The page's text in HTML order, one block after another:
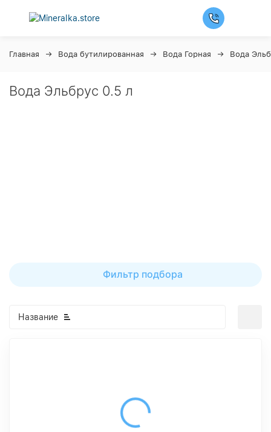
Главная Вода бутилированная Вода Горная Вода
Вода Эльбрус 0.5 л
Фильтр подбора
Название